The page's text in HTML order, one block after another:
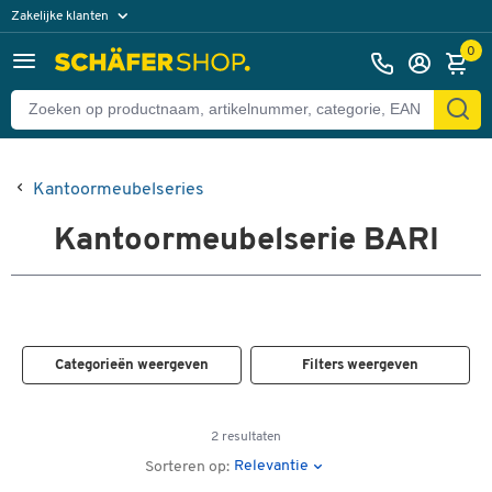
Zakelijke klanten
Particuliere klanten 0
Kantoormeubelseries
Kantoormeubelserie BARI
Categorieën weergeven Filters weergeven
2 resultaten
Sorteren op: Relevantie